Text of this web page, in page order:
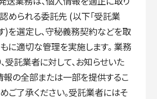
の方 在学生の方
企業の方
められる委託先 (以下「受託業
)を選定し、守秘義務契約などを取
に適切な管理を実施します。 業務
受託業者に対して、お知らせいた
の全部または一部を提供するこ
ご了承ください。受託業者にはそ